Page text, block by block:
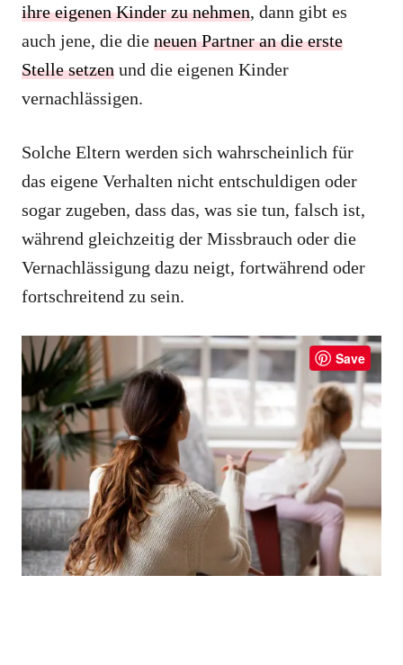
ihre eigenen Kinder zu nehmen, dann gibt es
auch jene, die die neuen Partner an die erste
Stelle setzen und die eigenen Kinder
vernachlässigen.
Solche Eltern werden sich wahrscheinlich für
das eigene Verhalten nicht entschuldigen oder
sogar zugeben, dass das, was sie tun, falsch ist,
während gleichzeitig der Missbrauch oder die
Vernachlässigung dazu neigt, fortwährend oder
fortschreitend zu sein.
Save